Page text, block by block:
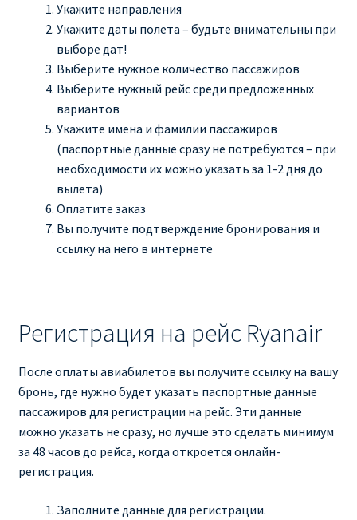
Укажите направления
Укажите даты полета – будьте внимательны при
выборе дат!
Выберите нужное количество пассажиров
Выберите нужный рейс среди предложенных
вариантов
Укажите имена и фамилии пассажиров
(паспортные данные сразу не потребуются – при
необходимости их можно указать за 1-2 дня до
вылета)
Оплатите заказ
Вы получите подтверждение бронирования и
ссылку на него в интернете
Регистрация на рейс Ryanair
После оплаты авиабилетов вы получите ссылку на вашу
бронь, где нужно будет указать паспортные данные
пассажиров для регистрации на рейс. Эти данные
можно указать не сразу, но лучше это сделать минимум
за 48 часов до рейса, когда откроется онлайн-
регистрация.
Заполните данные для регистрации.